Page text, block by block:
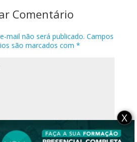
Comentário
mail não será publicado. Campos
são marcados com*
X